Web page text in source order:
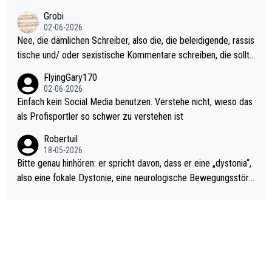
ohl wenig WDF Turniere spielen. Dies war bei Archie Self letzt
es Jahr der Fall. Er musste als amtierender Weltmeister durch
den Qualifier und ich glaube kaum, dass Mitchel sich das (in Ve
gas) antun würde, wenn er doch eigentlich die PDC-WM als Zi
el hat.
Grobi
02-06-2026
Nee, die dämlichen Schreiber, also die, die beleidigende, rassis
tische und/ oder sexistische Kommentare schreiben, die sollte
s Leben in den Griff kriegen. Nur eins wundert mich: Luke Little
r war doch neulich erst derjenige, der über Social Media GvV p
rovoziert hat. Und Littlers Mutter schießt öfters mal gegen Ric
FlyingGary170
02-06-2026
Einfach kein Social Media benutzen. Verstehe nicht, wieso das
als Profisportler so schwer zu verstehen ist
Robertuil
18-05-2026
Bitte genau hinhören: er spricht davon, dass er eine „dystonia“,
also eine fokale Dystonie, eine neurologische Bewegungsstöru